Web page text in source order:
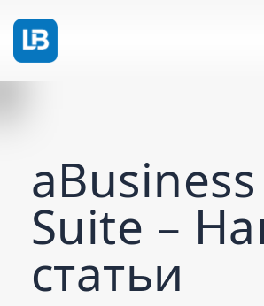
aBusiness
Suite –
статьи